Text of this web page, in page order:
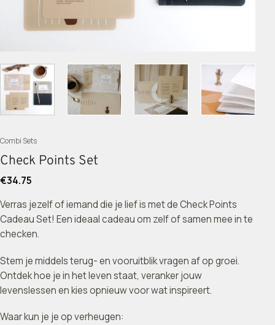
Combi Sets
Check Points Set
€34.75
Verras jezelf of iemand die je lief is met de Check Points
Cadeau Set! Een ideaal cadeau om zelf of samen mee in te
checken.
Stem je middels terug- en vooruitblik vragen af op groei.
Ontdek hoe je in het leven staat, veranker jouw
levenslessen en kies opnieuw voor wat inspireert.
Waar kun je je op verheugen: